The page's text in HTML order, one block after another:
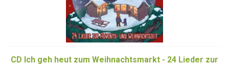
CD Ich geh heut zum Weihnachtsmarkt - 24 Lieder zur